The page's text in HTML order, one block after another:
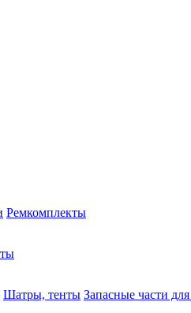
Ремкомплекты
Шатры, тенты Запасные части